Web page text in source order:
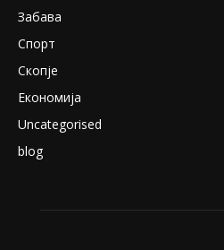
Забава
Спорт
Скопје
Економија
Uncategorised
blog